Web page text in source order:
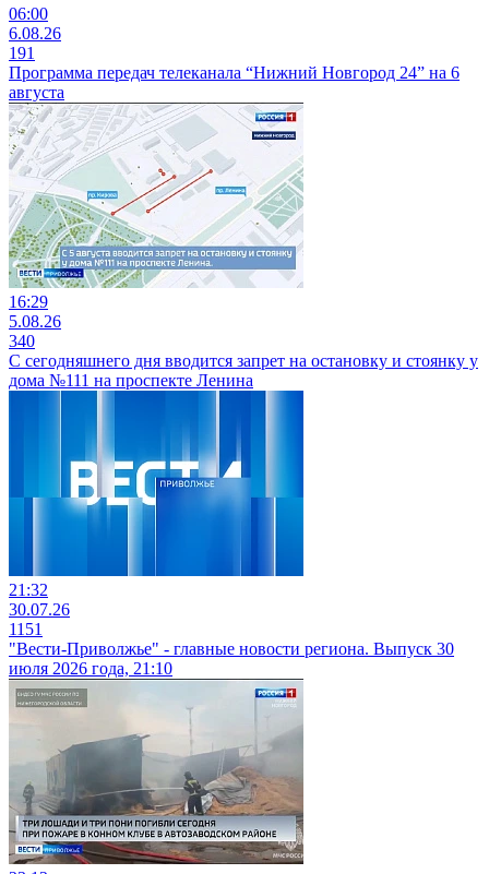
06:00
6.08.26
191
Программа передач телеканала “Нижний Новгород 24” на 6
августа
16:29
5.08.26
340
С сегодняшнего дня вводится запрет на остановку и стоянку у
дома №111 на проспекте Ленина
21:32
30.07.26
1151
"Вести-Приволжье" - главные новости региона. Выпуск 30
июля 2026 года, 21:10